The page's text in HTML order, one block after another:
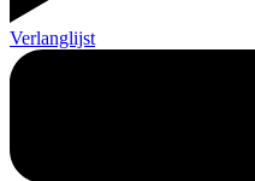
Verlanglijst